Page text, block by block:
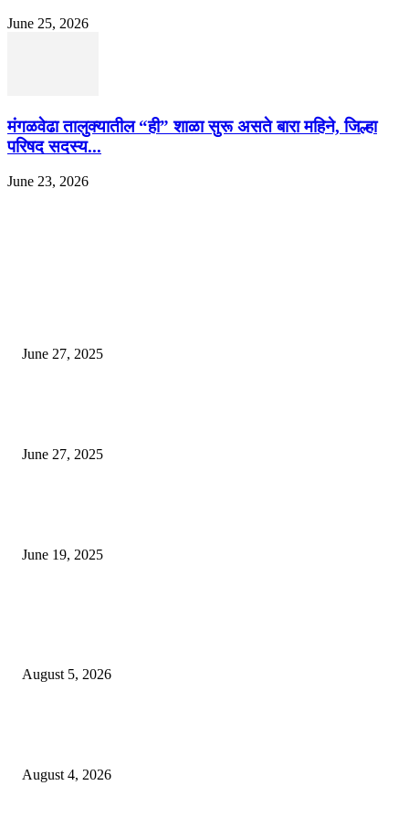
June 25, 2026
मंगळवेढा तालुक्यातील “ही” शाळा सुरू असते बारा महिने, जिल्हा
परिषद सदस्य...
June 23, 2026
June 27, 2025
June 27, 2025
June 19, 2025
August 5, 2026
August 4, 2026